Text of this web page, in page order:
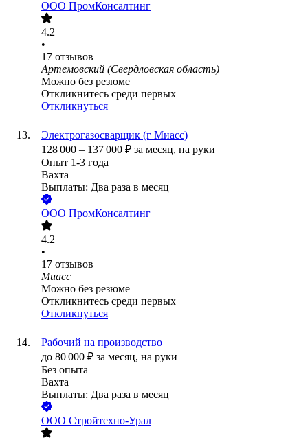
ООО ПромКонсалтинг
4.2
•
17 отзывов
Артемовский (Свердловская область)
Можно без резюме
Откликнитесь среди первых
Откликнуться
Электрогазосварщик (г Миасс)
128 000 – 137 000 ₽ за месяц, на руки
Опыт 1-3 года
Вахта
Выплаты: Два раза в месяц
ООО ПромКонсалтинг
4.2
•
17 отзывов
Миасс
Можно без резюме
Откликнитесь среди первых
Откликнуться
Рабочий на производство
до 80 000 ₽ за месяц, на руки
Без опыта
Вахта
Выплаты: Два раза в месяц
ООО Стройтехно-Урал